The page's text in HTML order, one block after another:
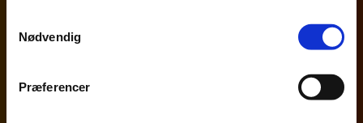
Nødvendig
Præferencer